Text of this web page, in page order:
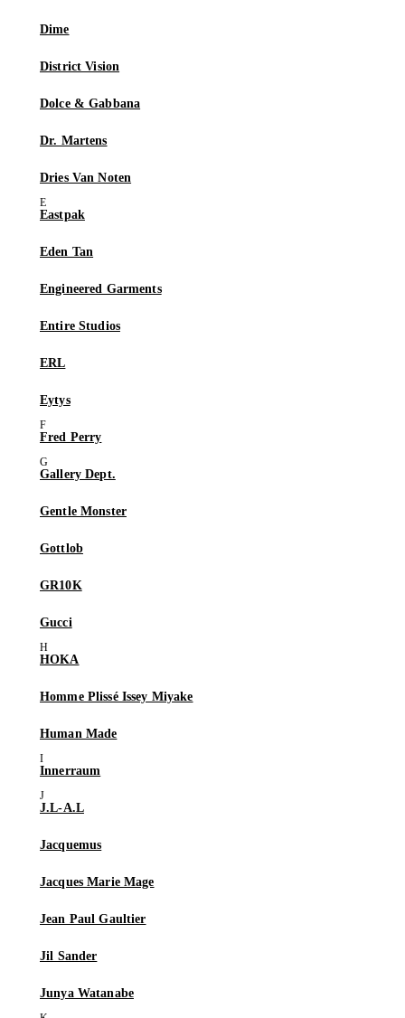
Dime
District Vision
Dolce & Gabbana
Dr. Martens
Dries Van Noten
Eastpak
Eden Tan
Engineered Garments
Entire Studios
ERL
Eytys
Fred Perry
Gallery Dept.
Gentle Monster
Gottlob
GR10K
Gucci
HOKA
Homme Plissé Issey Miyake
Human Made
Innerraum
J.L-A.L
Jacquemus
Jacques Marie Mage
Jean Paul Gaultier
Jil Sander
Junya Watanabe